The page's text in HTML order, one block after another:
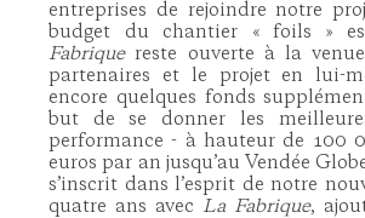
entreprises de rejoindre notre
budget du chantier « foils »
Fabriquereste ouverte à la
partenaires et le projet en lui-
encore quelques fonds
but de se donner les
performance - à hauteur de 100
euros par an jusqu’au Vendée
s’inscrit dans l’esprit de notre
quatre ans avec La Fabrique,